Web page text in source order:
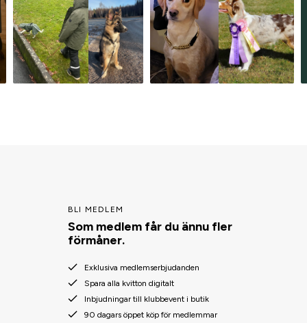
BLI MEDLEM
Som medlem får du ännu fler
förmåner.
Exklusiva medlemserbjudanden
Spara alla kvitton digitalt
Inbjudningar till klubbevent i butik
90 dagars öppet köp för medlemmar